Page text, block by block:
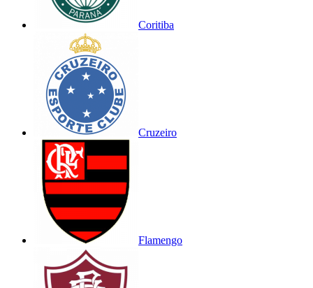
Coritiba
Cruzeiro
Flamengo